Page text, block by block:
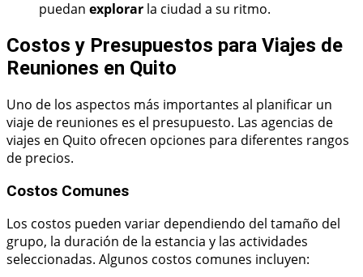
puedan explorar la ciudad a su ritmo.
Costos y Presupuestos para Viajes de
Reuniones en Quito
Uno de los aspectos más importantes al planificar un
viaje de reuniones es el presupuesto. Las agencias de
viajes en Quito ofrecen opciones para diferentes rangos
de precios.
Costos Comunes
Los costos pueden variar dependiendo del tamaño del
grupo, la duración de la estancia y las actividades
seleccionadas. Algunos costos comunes incluyen: